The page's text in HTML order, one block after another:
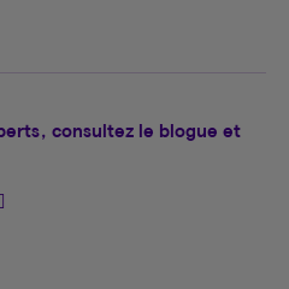
consultez le blogue et